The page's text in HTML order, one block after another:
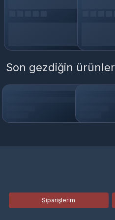
Son gezdiğin ürünler
Siparişlerim